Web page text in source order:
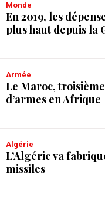
Monde
En 2019, les
plus haut depuis la
Armée
Le Maroc,
d’armes en Afrique
Algérie
L’Algérie va
missiles